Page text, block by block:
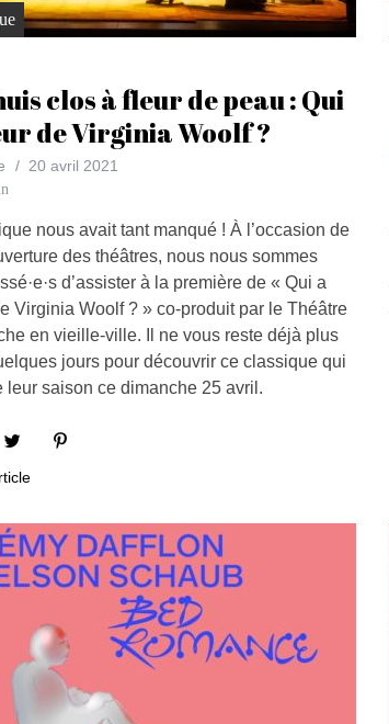
clos à fleur de peau : Qui
de Virginia Woolf ?
20 avril 2021
nous avait tant manqué ! À l’occasion de
des théâtres, nous nous sommes
d’assister à la première de « Qui a
Virginia Woolf ? » co-produit par le Théâtre
en vieille-ville. Il ne vous reste déjà plus
jours pour découvrir ce classique qui
leur saison ce dimanche 25 avril.